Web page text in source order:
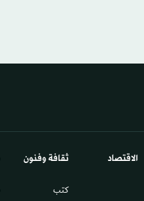
الاقتصاد ثقافة وفنون
كتب